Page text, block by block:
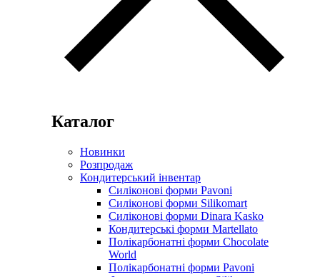
Каталог
Новинки
Розпродаж
Кондитерський інвентар
Силіконові форми Pavoni
Силіконові форми Silikomart
Силіконові форми Dinara Kasko
Кондитерські форми Martellato
Полікарбонатні форми Chocolate
World
Полікарбонатні форми Pavoni